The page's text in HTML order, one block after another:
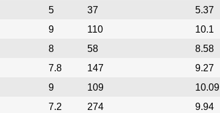
5 37 5.37
9 110 10.1
8 58 8.58
7.8 147 9.27
9 109 10.09
7.2 274 9.94